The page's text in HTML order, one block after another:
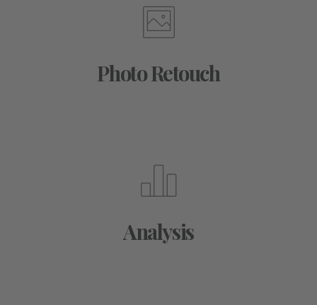
Photo Retouch
Analysis